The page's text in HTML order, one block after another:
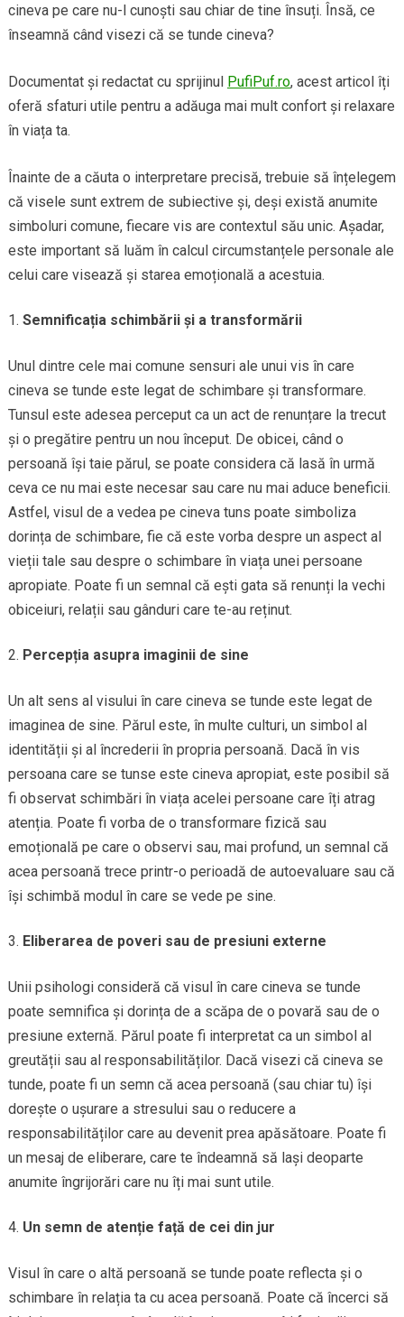
cineva pe care nu-l cunoști sau chiar de tine însuți. Însă, ce
înseamnă când visezi că se tunde cineva?
Documentat și redactat cu sprijinul PufiPuf.ro, acest articol îți
oferă sfaturi utile pentru a adăuga mai mult confort și relaxare
în viața ta.
Înainte de a căuta o interpretare precisă, trebuie să înțelegem
că visele sunt extrem de subiective și, deși există anumite
simboluri comune, fiecare vis are contextul său unic. Așadar,
este important să luăm în calcul circumstanțele personale ale
celui care visează și starea emoțională a acestuia.
Semnificația schimbării și a transformării
Unul dintre cele mai comune sensuri ale unui vis în care
cineva se tunde este legat de schimbare și transformare.
Tunsul este adesea perceput ca un act de renunțare la trecut
și o pregătire pentru un nou început. De obicei, când o
persoană își taie părul, se poate considera că lasă în urmă
ceva ce nu mai este necesar sau care nu mai aduce beneficii.
Astfel, visul de a vedea pe cineva tuns poate simboliza
dorința de schimbare, fie că este vorba despre un aspect al
vieții tale sau despre o schimbare în viața unei persoane
apropiate. Poate fi un semnal că ești gata să renunți la vechi
obiceiuri, relații sau gânduri care te-au reținut.
Percepția asupra imaginii de sine
Un alt sens al visului în care cineva se tunde este legat de
imaginea de sine. Părul este, în multe culturi, un simbol al
identității și al încrederii în propria persoană. Dacă în vis
persoana care se tunse este cineva apropiat, este posibil să
fi observat schimbări în viața acelei persoane care îți atrag
atenția. Poate fi vorba de o transformare fizică sau
emoțională pe care o observi sau, mai profund, un semnal că
acea persoană trece printr-o perioadă de autoevaluare sau că
își schimbă modul în care se vede pe sine.
Eliberarea de poveri sau de presiuni externe
Unii psihologi consideră că visul în care cineva se tunde
poate semnifica și dorința de a scăpa de o povară sau de o
presiune externă. Părul poate fi interpretat ca un simbol al
greutății sau al responsabilităților. Dacă visezi că cineva se
tunde, poate fi un semn că acea persoană (sau chiar tu) își
dorește o ușurare a stresului sau o reducere a
responsabilităților care au devenit prea apăsătoare. Poate fi
un mesaj de eliberare, care te îndeamnă să lași deoparte
anumite îngrijorări care nu îți mai sunt utile.
Un semn de atenție față de cei din jur
Visul în care o altă persoană se tunde poate reflecta și o
schimbare în relația ta cu acea persoană. Poate că încerci să